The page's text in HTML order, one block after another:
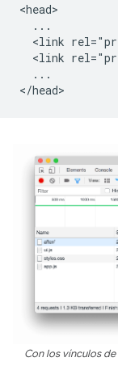
<head>
  ...
<link
<link
  ...
Con los vínculos